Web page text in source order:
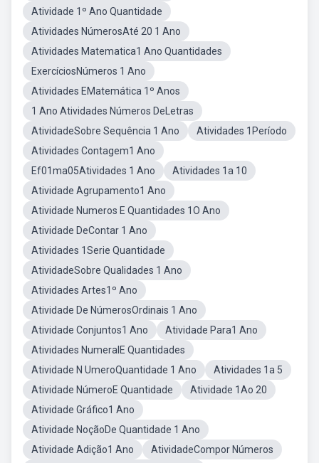
Atividade 1º Ano Quantidade
Atividades NúmerosAté 20 1 Ano
Atividades Matematica1 Ano Quantidades
ExercíciosNúmeros 1 Ano
Atividades EMatemática 1º Anos
1 Ano Atividades Números DeLetras
AtividadeSobre Sequência 1 Ano
Atividades 1Período
Atividades Contagem1 Ano
Ef01ma05Atividades 1 Ano
Atividades 1a 10
Atividade Agrupamento1 Ano
Atividade Numeros E Quantidades 1O Ano
Atividade DeContar 1 Ano
Atividades 1Serie Quantidade
AtividadeSobre Qualidades 1 Ano
Atividades Artes1º Ano
Atividade De NúmerosOrdinais 1 Ano
Atividade Conjuntos1 Ano
Atividade Para1 Ano
Atividades NumeralE Quantidades
Atividade N UmeroQuantidade 1 Ano
Atividades 1a 5
Atividade NúmeroE Quantidade
Atividade 1Ao 20
Atividade Gráfico1 Ano
Atividade NoçãoDe Quantidade 1 Ano
Atividade Adição1 Ano
AtividadeCompor Números